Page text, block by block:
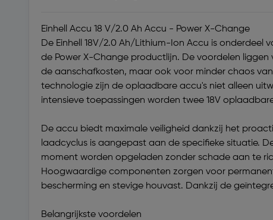
Einhell Accu 18 V/2.0 Ah Accu - Power X-Change
De Einhell 18V/2.0 Ah/Lithium-Ion Accu is
de Power X-Change productlijn. De voordelen
de aanschafkosten, maar ook voor minder chaos
technologie zijn de oplaadbare accu's niet alleen
intensieve toepassingen worden twee 18V
De accu biedt maximale veiligheid dankzij het
laadcyclus is aangepast aan de specifieke situatie.
moment worden opgeladen zonder schade aan te
Hoogwaardige componenten zorgen voor
bescherming en stevige houvast. Dankzij de
Belangrijkste voordelen